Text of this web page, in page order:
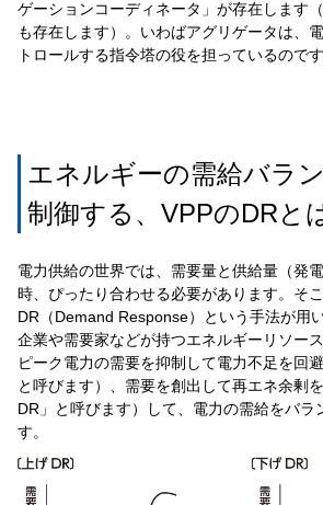
ゲーションコーディネータ」が存在します
も存在します）。いわばアグリゲータは、
トロールする指令塔の役を担っているのです
エネルギーの需給バラ
制御する、VPPのDRと
電力供給の世界では、需要量と供給量（発
時、ぴったり合わせる必要があります。そこ
DR（Demand Response）という手法が用
企業や需要家などが持つエネルギーリソー
ピーク電力の需要を抑制して電力不足を回
と呼びます）、需要を創出して再エネ余剰
DR」と呼びます）して、電力の需給をバラ
す。